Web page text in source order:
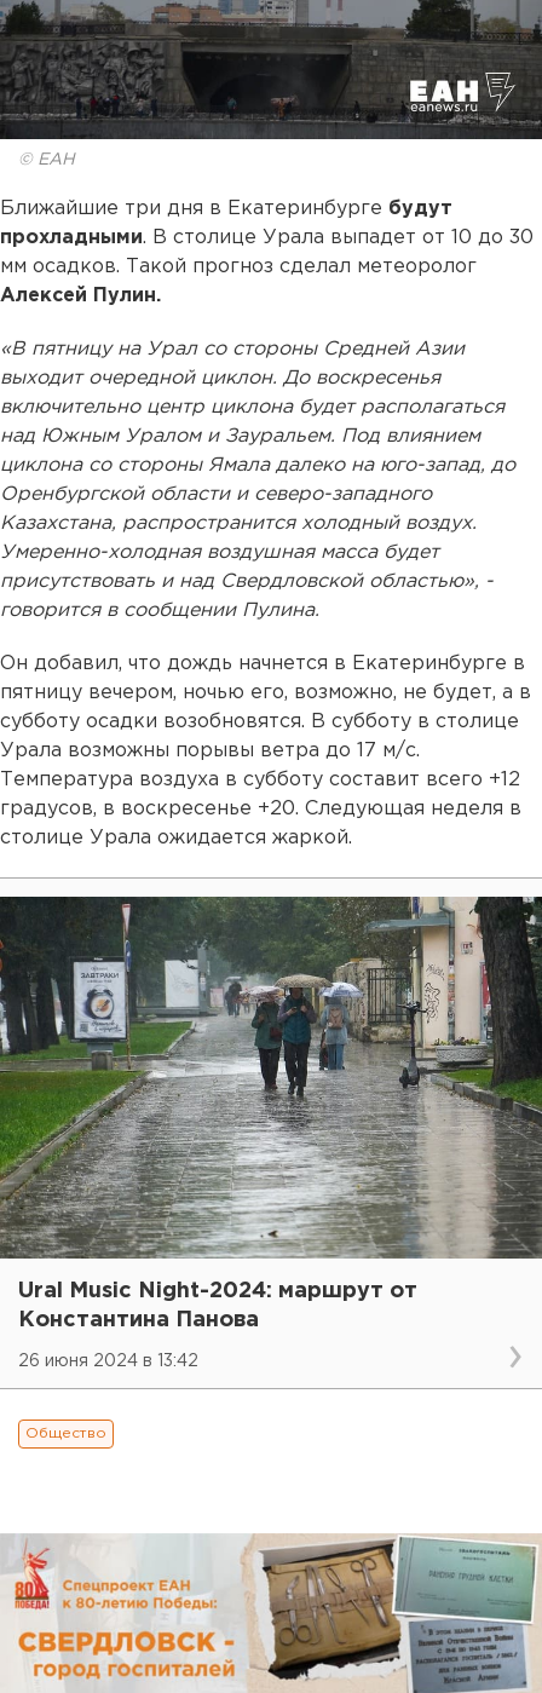
© ЕАН
Ближайшие три дня в Екатеринбурге будут
прохладными. В столице Урала выпадет от 10 до 30
мм осадков. Такой прогноз сделал метеоролог
Алексей Пулин.
«В пятницу на Урал со стороны Средней Азии
выходит очередной циклон. До воскресенья
включительно центр циклона будет располагаться
над Южным Уралом и Зауральем. Под влиянием
циклона со стороны Ямала далеко на юго-запад, до
Оренбургской области и северо-западного
Казахстана, распространится холодный воздух.
Умеренно-холодная воздушная масса будет
присутствовать и над Свердловской областью», -
говорится в сообщении Пулина.
Он добавил, что дождь начнется в Екатеринбурге в
пятницу вечером, ночью его, возможно, не будет, а в
субботу осадки возобновятся. В субботу в столице
Урала возможны порывы ветра до 17 м/с.
Температура воздуха в субботу составит всего +12
градусов, в воскресенье +20. Следующая неделя в
столице Урала ожидается жаркой.
Ural Music Night-2024: маршрут от
Константина Панова
26 июня 2024 в 13:42
Общество